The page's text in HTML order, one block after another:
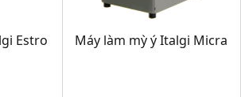
Estro Máy làm mỳ ý Italgi Micra